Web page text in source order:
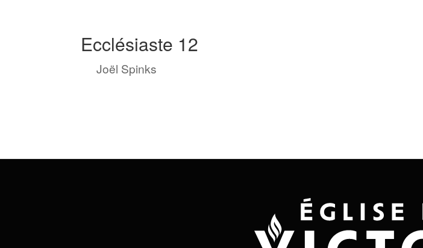
Ecclésiaste 12
byJoël Spinks